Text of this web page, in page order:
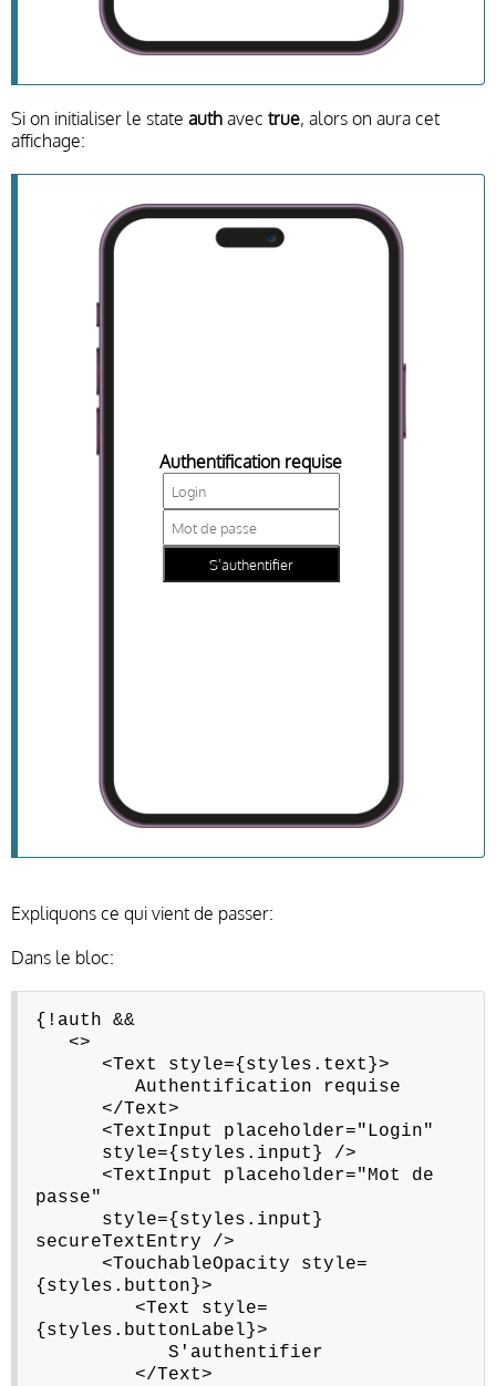
Si on initialiser le state auth avec true, alors on aura cet
affichage:
Authentification requise
Expliquons ce qui vient de passer:
Dans le bloc:
{!auth &&
<>
<Text style={styles.text}>
Authentification requise
</Text>
<TextInput placeholder="Login"
style={styles.input} />
<TextInput placeholder="Mot de
passe"
style={styles.input}
secureTextEntry />
<TouchableOpacity style=
{styles.button}>
<Text style=
{styles.buttonLabel}>
S'authentifier
</Text>